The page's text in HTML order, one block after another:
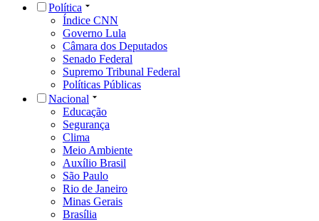
Política
Índice CNN
Governo Lula
Câmara dos Deputados
Senado Federal
Supremo Tribunal Federal
Políticas Públicas
Nacional
Educação
Segurança
Clima
Meio Ambiente
Auxílio Brasil
São Paulo
Rio de Janeiro
Minas Gerais
Brasília